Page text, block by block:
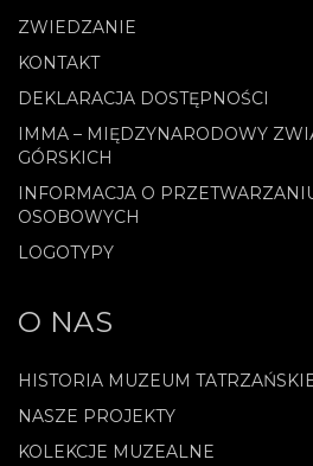
ZWIEDZANIE
KONTAKT
DEKLARACJA DOSTĘPNOŚCI
IMMA – MIĘDZYNARODOWY
GÓRSKICH
INFORMACJA O
OSOBOWYCH
LOGOTYPY
O NAS
HISTORIA MUZEUM
NASZE PROJEKTY
KOLEKCJE MUZEALNE